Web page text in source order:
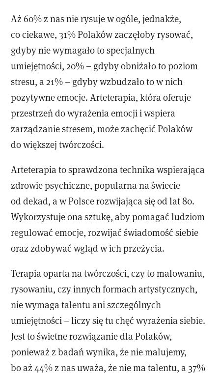
Aż 60% z nas nie rysuje w ogóle, jednakże,
co ciekawe, 31% Polaków zaczęłoby rysować,
gdyby nie wymagało to specjalnych
umiejętności, 20% – gdyby obniżało to poziom
stresu, a 21% – gdyby wzbudzało to w nich
pozytywne emocje. Arteterapia, która oferuje
przestrzeń do wyrażenia emocji i wspiera
zarządzanie stresem, może zachęcić Polaków
do większej twórczości.
Arteterapia to sprawdzona technika wspierająca
zdrowie psychiczne, popularna na świecie
od dekad, a w Polsce rozwijająca się od lat 80.
Wykorzystuje ona sztukę, aby pomagać ludziom
regulować emocje, rozwijać świadomość siebie
oraz zdobywać wgląd w ich przeżycia.
Terapia oparta na twórczości, czy to malowaniu,
rysowaniu, czy innych formach artystycznych,
nie wymaga talentu ani szczególnych
umiejętności – liczy się tu chęć wyrażenia siebie.
Jest to świetne rozwiązanie dla Polaków,
ponieważ z badań wynika, że nie malujemy,
bo aż 44% z nas uważa, że nie ma talentu, a 37%